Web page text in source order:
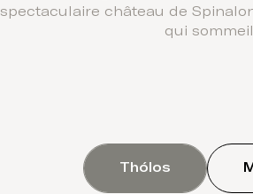
spectaculaire château de
qui
Thólos